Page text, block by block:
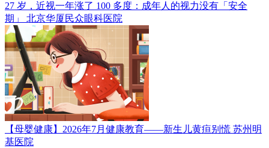
27 岁，近视一年涨了 100 多度：成年人的视力没有「安全
期」 北京华厦民众眼科医院
【母婴健康】2026年7月健康教育——新生儿黄疸别慌 苏州明
基医院